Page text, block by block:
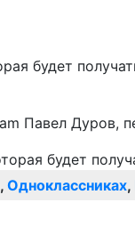
будет
Павел Дуров,
, Одноклассниках,